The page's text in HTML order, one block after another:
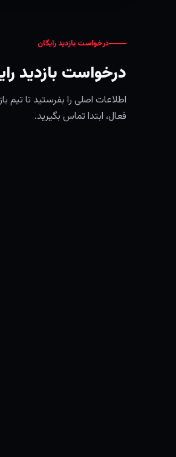
درخواست بازدید رایگان
درخواست بازدید
اطلاعات اصلی را بفرستید تا تیم
فعال، ابتدا تماس بگیرید.